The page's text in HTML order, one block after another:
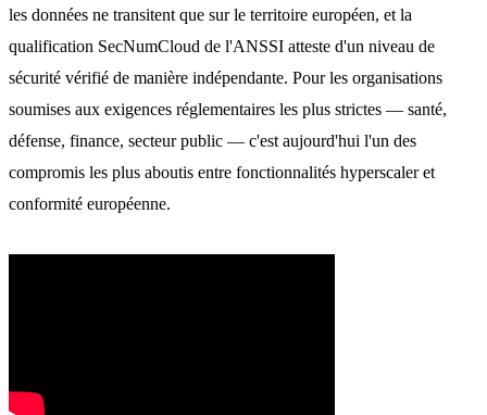
les données ne transitent que sur le territoire européen, et la
qualification SecNumCloud de l'ANSSI atteste d'un niveau de
sécurité vérifié de manière indépendante. Pour les organisations
soumises aux exigences réglementaires les plus strictes — santé,
défense, finance, secteur public — c'est aujourd'hui l'un des
compromis les plus aboutis entre fonctionnalités hyperscaler et
conformité européenne.